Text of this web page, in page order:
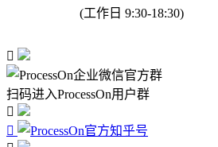
(工作日 9:30-18:30)

扫码进入ProcessOn用户群

